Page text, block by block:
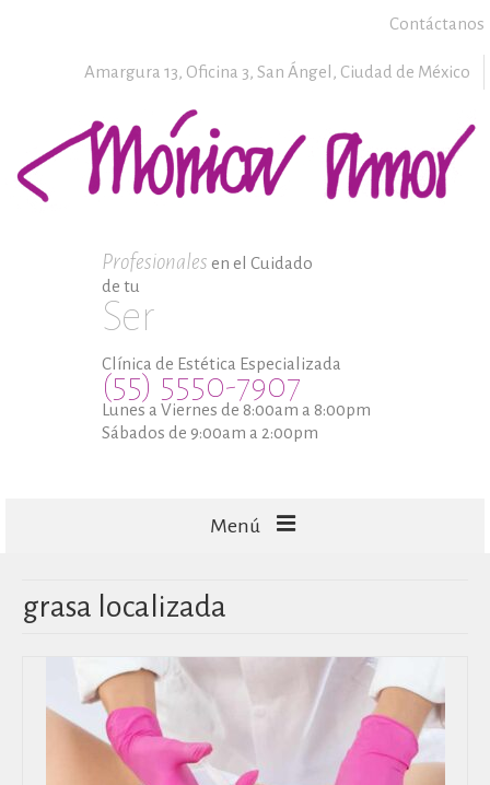
Contáctanos
Amargura 13, Oficina 3, San Ángel, Ciudad de México
Profesionales en el Cuidado
de tu
Ser
Clínica de Estética Especializada
(55) 5550-7907
Lunes a Viernes de 8:00am a 8:00pm
Sábados de 9:00am a 2:00pm
Menú
CAPILARES
grasa localizada